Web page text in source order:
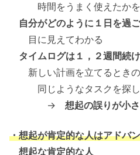
時間をうまく使えたかを
自分がどのように１日を過
目に見えてわかる
タイムログは１，２週間続
新しい計画を立てるときの
同じようなタスクを探し
→ 想起の誤りが小
・想起が肯定的な人はアドバ
想起な肯定的な人